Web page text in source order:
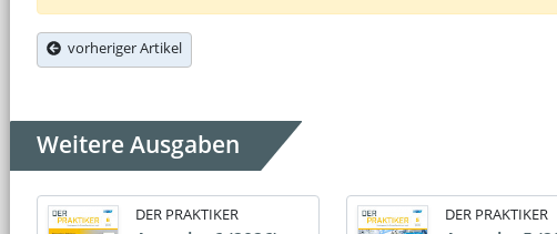
vorheriger Artikel
Weitere Ausgaben
DER PRAKTIKER DER PRAKTIKER